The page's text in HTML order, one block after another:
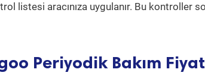
listesi aracınıza uygulanır. Bu kontroller
Periyodik Bakım